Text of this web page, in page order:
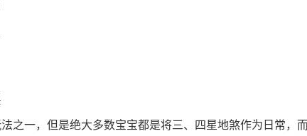
之一，但是绝大多数宝宝都是将三、四星地煞作为日常，